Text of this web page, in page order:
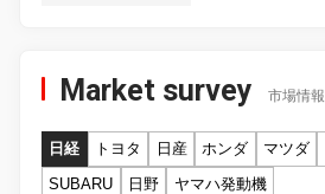
Market survey 市場情報
日経 トヨタ 日産 ホンダ マツダ
SUBARU
日野 ヤマハ発動機